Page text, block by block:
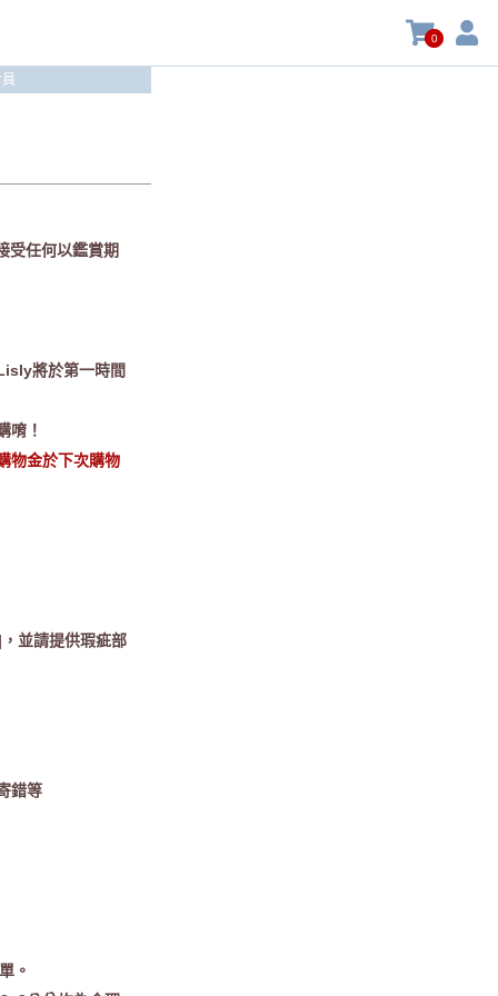
0
受任何以鑑賞期
將於第一時間
唷！
物金於下次購物
並請提供瑕疵部
錯等
。